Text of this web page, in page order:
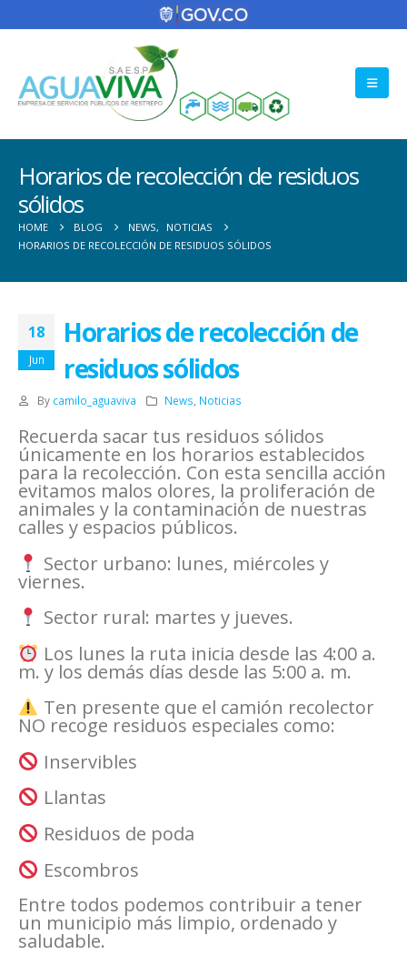
Horarios de recolección de residuos
sólidos
HOME BLOG NEWS,
NOTICIAS
HORARIOS DE RECOLECCIÓN DE RESIDUOS SÓLIDOS
18
Jun
Horarios de recolección de
residuos sólidos
By camilo_aguaviva News Noticias
Recuerda sacar tus residuos sólidos
únicamente en los horarios establecidos
para la recolección. Con esta sencilla acción
evitamos malos olores, la proliferación de
animales y la contaminación de nuestras
calles y espacios públicos.
Sector urbano: lunes, miércoles y
viernes.
Sector rural: martes y jueves.
Los lunes la ruta inicia desde las 4:00 a.
m. y los demás días desde las 5:00 a. m.
Ten presente que el camión recolector
NO recoge residuos especiales como:
Inservibles
Llantas
Residuos de poda
Escombros
Entre todos podemos contribuir a tener
un municipio más limpio, ordenado y
saludable.